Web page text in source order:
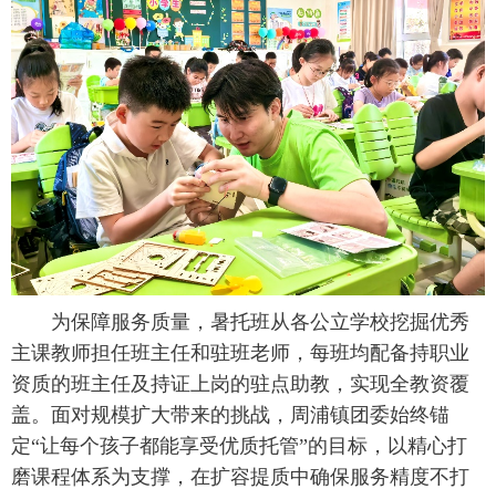
为保障服务质量，暑托班从各公立学校挖掘优秀
主课教师担任班主任和驻班老师，每班均配备持职业
资质的班主任及持证上岗的驻点助教，实现全教资覆
盖。面对规模扩大带来的挑战，周浦镇团委始终锚
定“让每个孩子都能享受优质托管”的目标，以精心打
磨课程体系为支撑，在扩容提质中确保服务精度不打